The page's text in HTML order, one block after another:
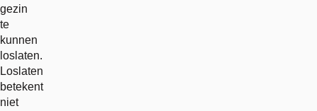
gezin
te
kunnen
loslaten.
Loslaten
betekent
niet